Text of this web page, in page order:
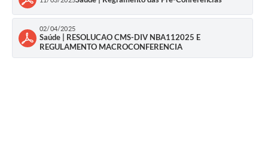
02/04/2025
Saúde | RESOLUCAO CMS-DIV NBA112025 E
REGULAMENTO MACROCONFERENCIA